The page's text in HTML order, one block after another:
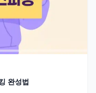
완성법